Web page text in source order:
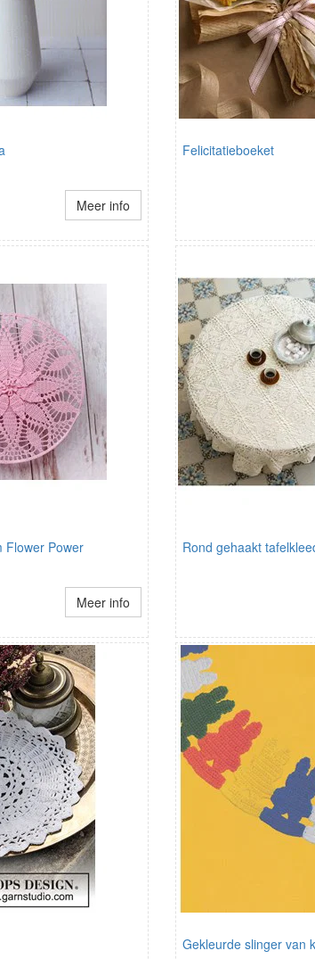
Meer info
Felicitatieboeket
Flower Power
Meer info
Rond gehaakt
Gekleurde slinger van